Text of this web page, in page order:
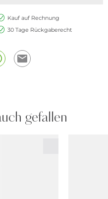
Kauf auf Rechnung
30 Tage Rückgaberecht
gefallen